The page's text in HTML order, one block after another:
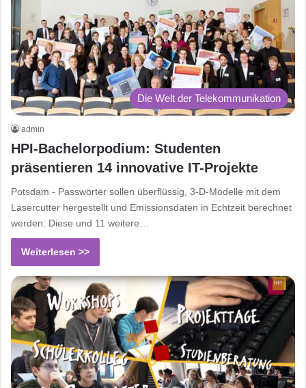
Die Welt der Telekommunikation
admin
HPI-Bachelorpodium: Studenten
präsentieren 14 innovative IT-Projekte
Potsdam - Passwörter sollen überflüssig, 3-D-Modelle mit dem
Lasercutter hergestellt und Emissionsdaten in Echtzeit berechnet
werden. Diese und 11 weitere…
Weiterlesen >>